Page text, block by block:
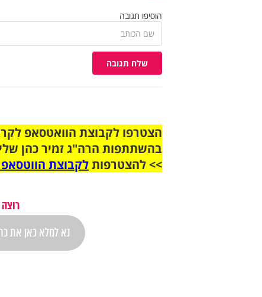
הוסיפו תגובה
שלח תגובה
בהשתתפות הרה"ג זמיר כהן
>> להצטרפותלקבוצת